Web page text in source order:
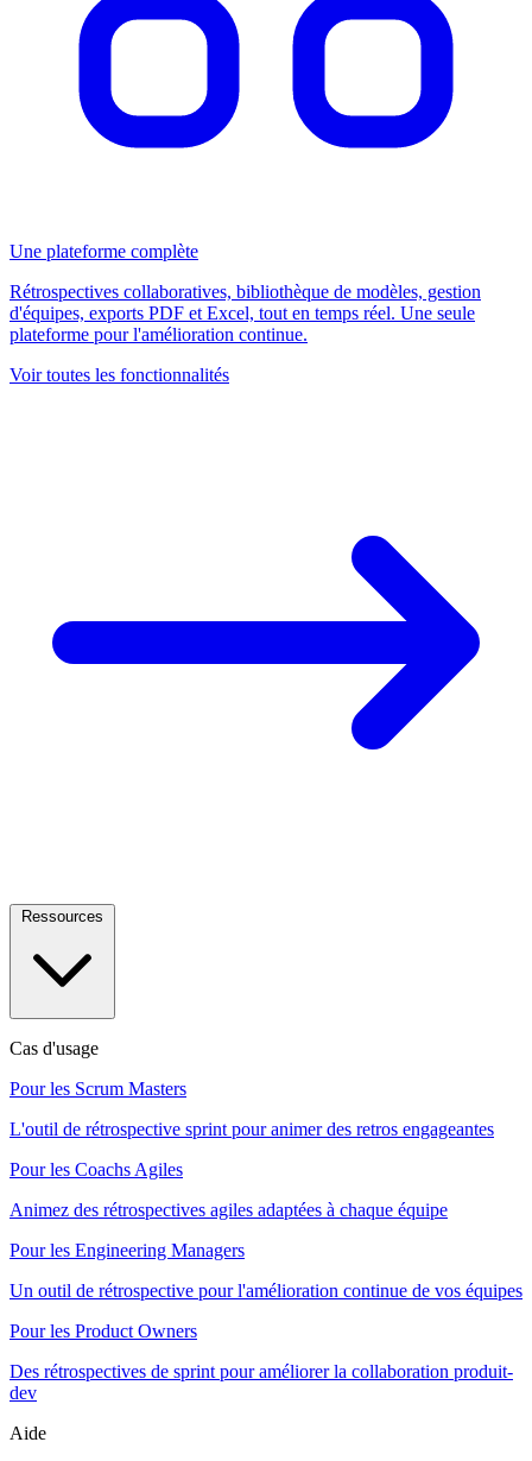
Une plateforme complète
Rétrospectives collaboratives, bibliothèque de modèles, gestion
d'équipes, exports PDF et Excel, tout en temps réel. Une seule
plateforme pour l'amélioration continue.
Voir toutes les fonctionnalités
Cas d'usage
Pour les Scrum Masters
L'outil de rétrospective sprint pour animer des retros engageantes
Pour les Coachs Agiles
Animez des rétrospectives agiles adaptées à chaque équipe
Pour les Engineering Managers
Un outil de rétrospective pour l'amélioration continue de vos équipes
Pour les Product Owners
Des rétrospectives de sprint pour améliorer la collaboration produit-
dev
Aide